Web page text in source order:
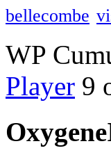
bellecombe
WP
Player 9